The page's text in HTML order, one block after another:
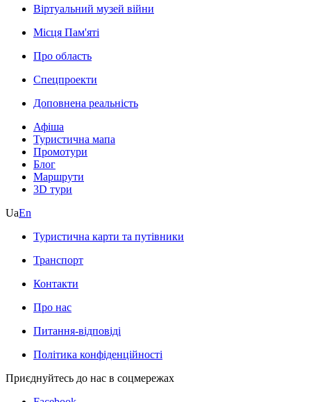
Віртуальний музей війни
Місця Пам'яті
Про область
Спецпроекти
Доповнена реальність
Афіша
Туристична мапа
Промотури
Блог
Маршрути
3D тури
UaEn
Туристична карти та путівники
Транспорт
Контакти
Про нас
Питання-відповіді
Політика конфіденційності
Приєднуйтесь до нас в соцмережах